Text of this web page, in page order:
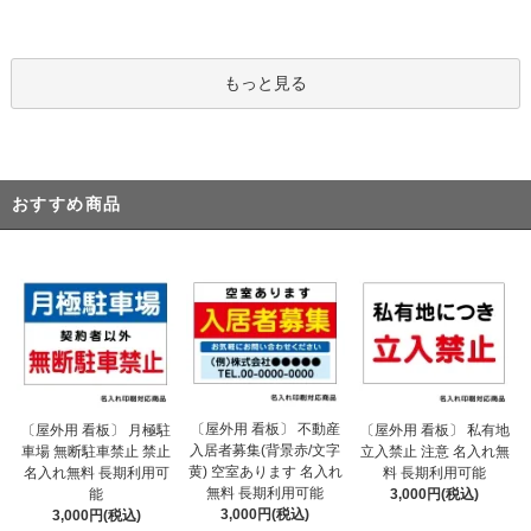
もっと見る
おすすめ商品
〔屋外用 看板〕 月極駐
車場 無断駐車禁止 禁止
名入れ無料 長期利用可
能
3,000円(税込)
〔屋外用 看板〕 不動産
入居者募集(背景赤/文字
黄) 空室あります 名入れ
無料 長期利用可能
3,000円(税込)
〔屋外用 看板〕 私有地
立入禁止 注意 名入れ無
料 長期利用可能
3,000円(税込)